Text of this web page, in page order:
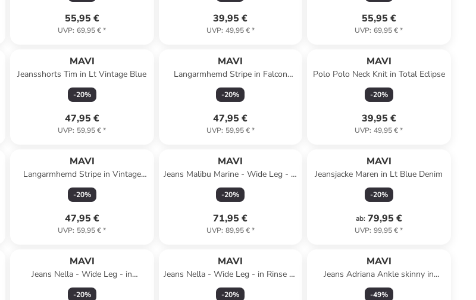
55,95 €
UVP: 69,95 €*
39,95 €
UVP: 49,95 €*
55,95 €
UVP: 69,95 €*
MAVI
Jeansshorts Tim in Lt Vintage Blue
-20%
47,95 €
UVP: 59,95 €*
MAVI
Langarmhemd Stripe in Falcon
Stripe
-20%
47,95 €
UVP: 59,95 €*
MAVI
Polo Polo Neck Knit in Total Eclipse
-20%
39,95 €
UVP: 49,95 €*
MAVI
Langarmhemd Stripe in Vintage
Indigo Stripe
-20%
47,95 €
UVP: 59,95 €*
MAVI
Jeans Malibu Marine - Wide Leg - in
Mid Str
-20%
71,95 €
UVP: 89,95 €*
MAVI
Jeansjacke Maren in Lt Blue Denim
-20%
ab: 79,95 €
UVP: 99,95 €*
MAVI
Jeans Nella - Wide Leg - in
Bleached Lt Denim
-20%
MAVI
Jeans Nella - Wide Leg - in Rinse Lt
Denim
-20%
MAVI
Jeans Adriana Ankle skinny in
Schwarz
-49%